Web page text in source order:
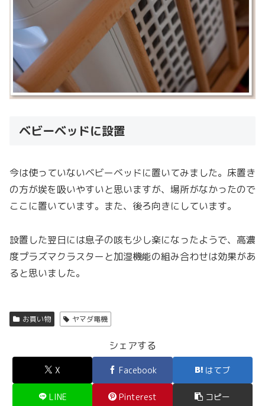
ベビーベッドに設置
今は使っていないベビーベッドに置いてみました。床置き
の方が埃を吸いやすいと思いますが、場所がなかったので
ここに置いています。また、後ろ向きにしています。
設置した翌日には息子の咳も少し楽になったようで、高濃
度プラズマクラスターと加湿機能の組み合わせは効果があ
ると思いました。
お買い物 ヤマダ電機
シェアする
X Facebook はてブ
LINE Pinterest コピー